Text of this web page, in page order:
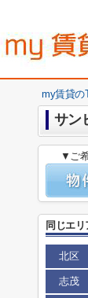
my賃貸の
サン
▼ご
同じエ
北区
志茂